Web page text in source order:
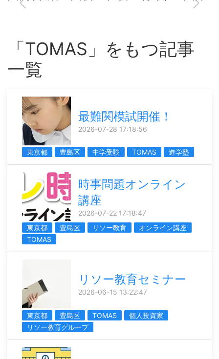
「TOMAS」をもつ記事
一覧
最難関模試開催！
2026-07-28 17:18:56
東京都 豊島区 中学受験 TOMAS 進学塾
時事問題オンライン
講座
2026-07-22 17:18:47
東京都
豊島区 リソー教育
オンライン講座
TOMAS
リソー教育セミナー
2026-06-15 13:22:47
東京都 豊島区 TOMAS
個人投資家
リソー教育グループ